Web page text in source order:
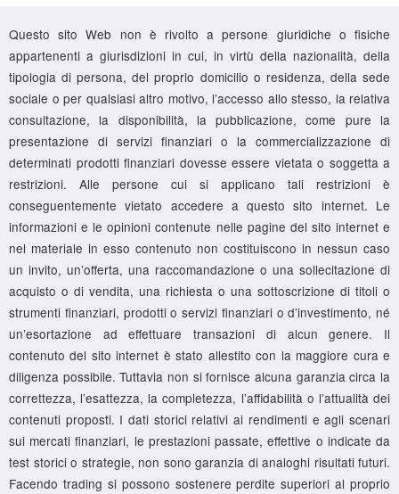
Questo sito Web non è rivolto a persone giuridiche o fisiche
appartenenti a giurisdizioni in cui, in virtù della nazionalità, della
tipologia di persona, del proprio domicilio o residenza, della sede
sociale o per qualsiasi altro motivo, l’accesso allo stesso, la relativa
consultazione, la disponibilità, la pubblicazione, come pure la
presentazione di servizi finanziari o la commercializzazione di
determinati prodotti finanziari dovesse essere vietata o soggetta a
restrizioni. Alle persone cui si applicano tali restrizioni è
conseguentemente vietato accedere a questo sito internet. Le
informazioni e le opinioni contenute nelle pagine del sito internet e
nel materiale in esso contenuto non costituiscono in nessun caso
un invito, un’offerta, una raccomandazione o una sollecitazione di
acquisto o di vendita, una richiesta o una sottoscrizione di titoli o
strumenti finanziari, prodotti o servizi finanziari o d’investimento, né
un’esortazione ad effettuare transazioni di alcun genere. Il
contenuto del sito internet è stato allestito con la maggiore cura e
diligenza possibile. Tuttavia non si fornisce alcuna garanzia circa la
correttezza, l’esattezza, la completezza, l’affidabilità o l’attualità dei
contenuti proposti. I dati storici relativi ai rendimenti e agli scenari
sui mercati finanziari, le prestazioni passate, effettive o indicate da
test storici o strategie, non sono garanzia di analoghi risultati futuri.
Facendo trading si possono sostenere perdite superiori al proprio